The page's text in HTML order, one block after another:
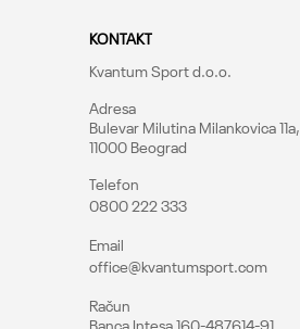
KONTAKT
Kvantum Sport d.o.o.
Adresa
Bulevar Milutina Milankovica 11a,
11000 Beograd
Telefon
0800 222 333
Email
office@kvantumsport.com
Račun
Banca Intesa 160-487614-91